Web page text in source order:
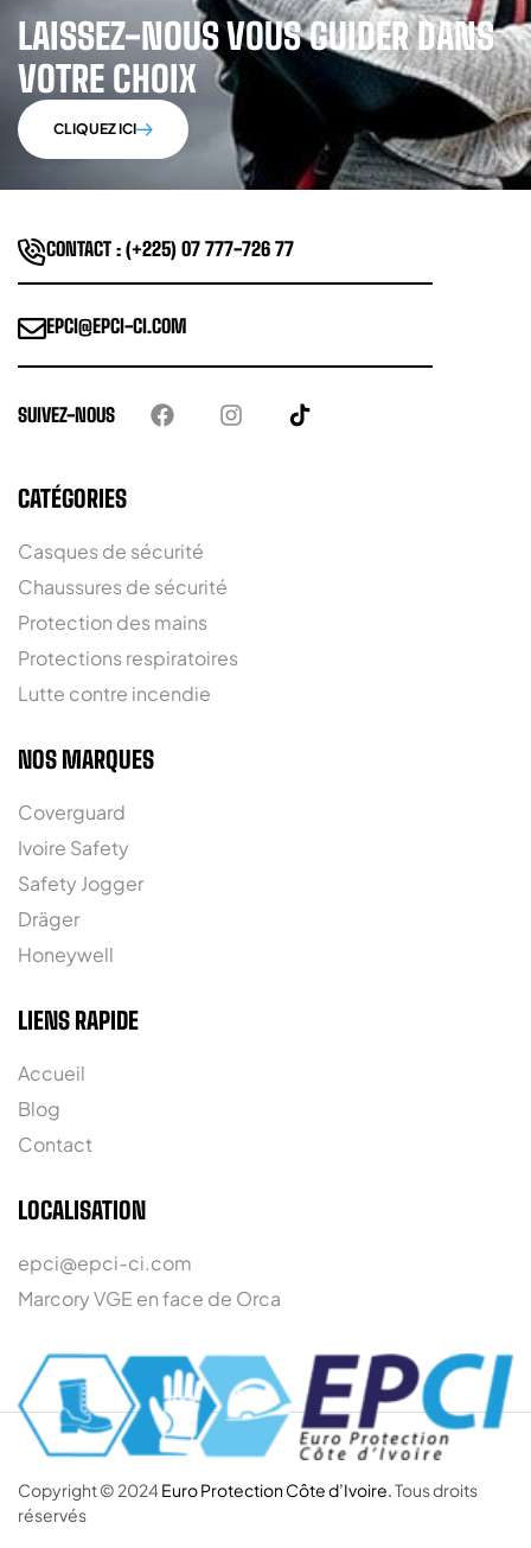
LAISSEZ-NOUS VOUS GUIDER DANS
VOTRE CHOIX
CLIQUEZ ICI
CONTACT : (+225) 07 777-726 77
EPCI@EPCI-CI.COM
SUIVEZ-NOUS
CATÉGORIES
Casques de sécurité
Chaussures de sécurité
Protection des mains
Protections respiratoires
Lutte contre incendie
NOS MARQUES
Coverguard
Ivoire Safety
Safety Jogger
Dräger
Honeywell
LIENS RAPIDE
Accueil
Blog
Contact
LOCALISATION
epci@epci-ci.com
Marcory VGE en face de Orca
Copyright © 2024 Euro Protection Côte d’Ivoire.Tous droits
réservés